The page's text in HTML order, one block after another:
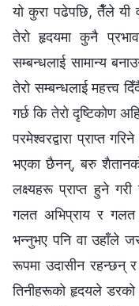
यो कुरा पढेपछि, तैँले यी
तेरो हृदयमा कुनै
सम्बन्धलाई सामान्य
तेरो सम्बन्धलाई महत्त्व
गर्छ कि तेरो दृष्टिकोण
परमेश्‍वरद्वारा प्राप्‍त
भएका छैनन्, बरु
लक्ष्यहरू प्राप्‍त हुने
गलत अभिप्राय र
भन्नुभए पनि वा उहाँले
रूपमा उदासीन रहन्छन्
तिनीहरूको हृदयले